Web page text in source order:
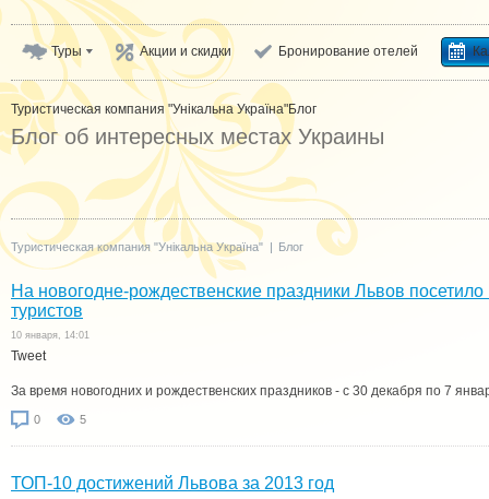
Туры Акции и скидки Бронирование отелей
Туристическая компания "Унікальна Україна"Блог
Блог об интересных местах Украины
Туристическая компания "Унікальна Україна" | Блог
На новогодне-рождественские праздники Львов
туристов
10 января, 14:01
Tweet
За время новогодних и рождественских праздников - с 30 декабря по 7
0 5
ТОП-10 достижений Львова за 2013 год